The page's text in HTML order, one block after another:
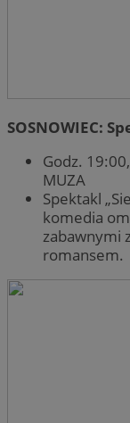
SOSNOWIEC:
Godz.
MUZA
Spektakl
komedia
zabawnymi
romansem.